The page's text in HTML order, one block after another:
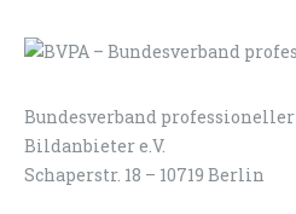
Bundesverband professioneller
Bildanbieter e.V.
Schaperstr. 18 – 10719 Berlin